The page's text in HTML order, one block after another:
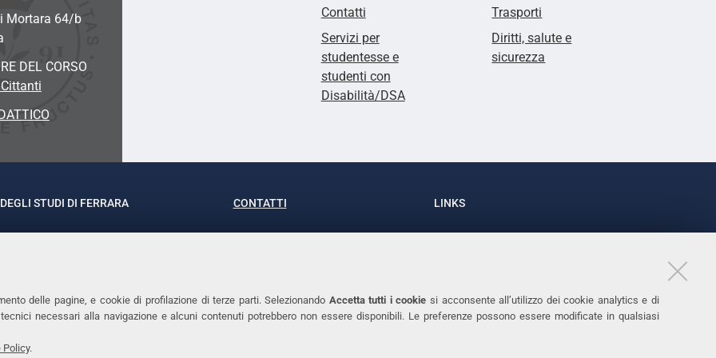
delle pagine, e cookie di profilazione di terze parti. Selezionando Accetta tutti i cookie si acconsente all’utilizzo dei cookie analytics e di
necessari alla navigazione e alcuni contenuti potrebbero non essere disponibili. Le preferenze possono essere modificate in qualsiasi
Policy.
Mortara 64/b
DEL CORSO
Contatti
Servizi per
studentesse e
studenti con
Disabilità/DSA
Trasporti
Diritti, salute e
sicurezza
STUDI DI FERRARA
Laura Ramaciotti
CONTATTI
Tel. +39 0532 293111
LINKS
Accessibilità
Cookies